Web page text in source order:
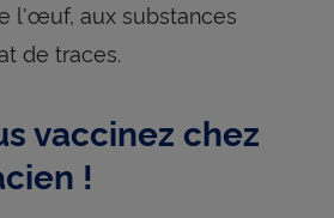
l'œuf, aux substances
de traces.
vaccinez chez
!